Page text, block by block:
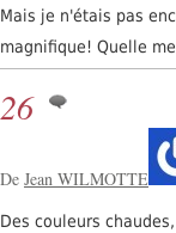
Mais je n'étais pas
magnifique! Quelle
26
De Jean WILMOTTE
Des couleurs